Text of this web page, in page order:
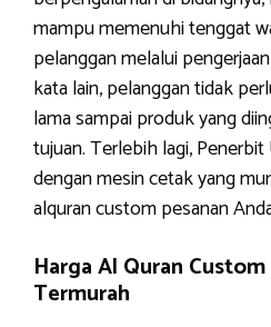
mampu memenuhi tenggat
pelanggan melalui
kata lain, pelanggan tidak
lama sampai produk yang
tujuan. Terlebih lagi,
dengan mesin cetak yang
alquran custom pesanan
Harga Al Quran
Termurah